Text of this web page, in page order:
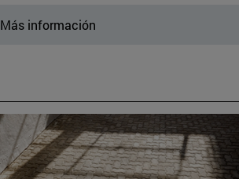
Más información